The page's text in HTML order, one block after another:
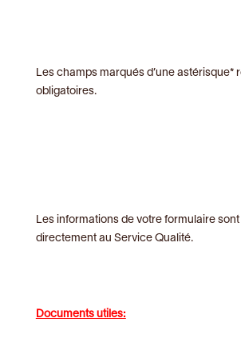
Les champs marqués d’une astérisque*
obligatoires.
Les informations de votre formulaire
directement au Service Qualité.
Documents utiles: